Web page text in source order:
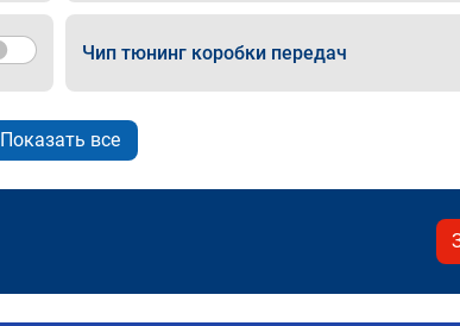
Чип тюнинг коробки передач
Показать все